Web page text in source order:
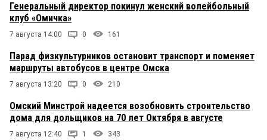
Генеральный директор покинул женский волейбольный
клуб «Омичка»
7 августа 14:00 0 161
Парад физкультурников остановит транспорт и поменяет
маршруты автобусов в центре Омска
7 августа 13:20 0 210
Омский Минстрой надеется возобновить строительство
дома для дольщиков на 70 лет Октября в августе
7 августа 12:40 1 343